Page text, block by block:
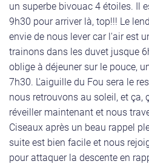
un superbe bivouac 4 étoiles. Il
9h30 pour arriver là, top!!! Le
envie de nous lever car l'air est
trainons dans les duvet jusque
oblige à déjeuner sur le pouce,
7h30. L'aiguille du Fou sera le
nous retrouvons au soleil, et ça,
réveiller maintenant et nous
Ciseaux après un beau rappel
suite est bien facile et nous
pour attaquer la descente en